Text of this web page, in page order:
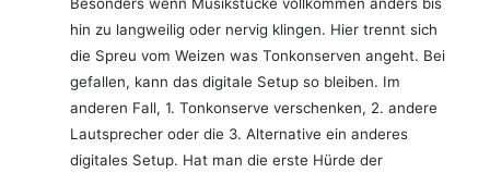
hin zu langweilig oder nervig klingen. Hier trennt sich
die Spreu vom Weizen was Tonkonserven angeht. Bei
gefallen, kann das digitale Setup so bleiben. Im
anderen Fall, 1. Tonkonserve verschenken, 2. andere
Lautsprecher oder die 3. Alternative ein anderes
digitales Setup. Hat man die erste Hürde der